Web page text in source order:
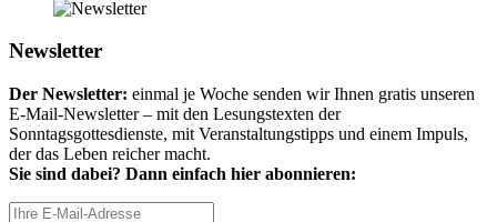
Newsletter
Der Newsletter: einmal je Woche senden wir Ihnen gratis unseren
E-Mail-Newsletter – mit den Lesungstexten der
Sonntagsgottesdienste, mit Veranstaltungstipps und einem Impuls,
der das Leben reicher macht.
Sie sind dabei? Dann einfach hier abonnieren: